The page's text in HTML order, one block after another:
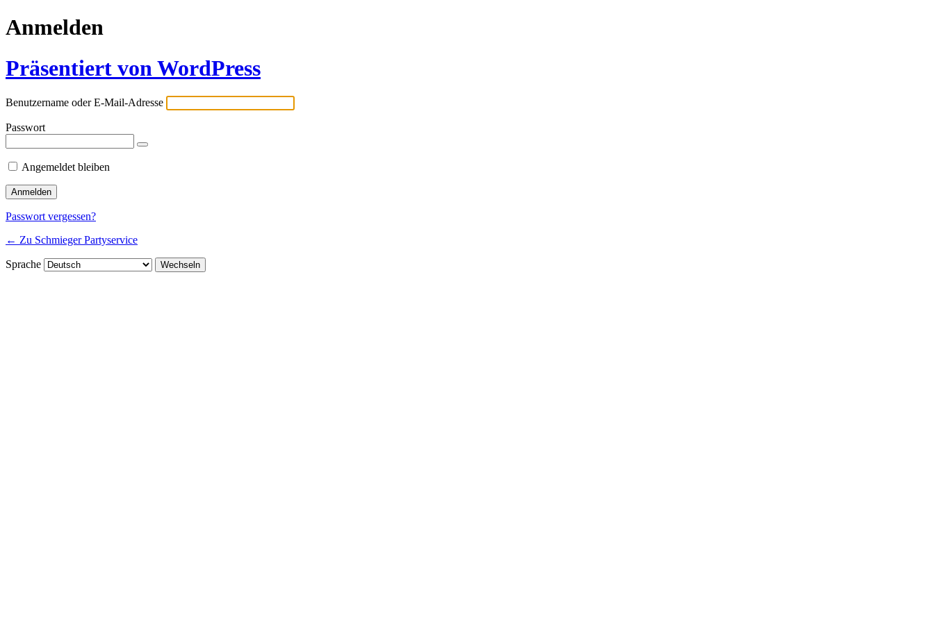
Anmelden
Präsentiert von WordPress
Benutzername oder E-Mail-Adresse
Passwort
Angemeldet bleiben
Passwort vergessen?
← Zu Schmieger Partyservice
Sprache